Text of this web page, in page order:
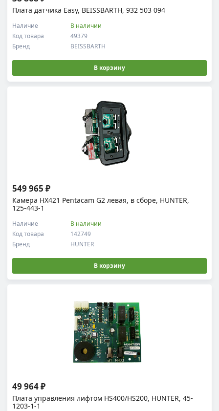
Плата датчика Easy, BEISSBARTH, 932 503 094
Код товара 49379
Наличие В наличии
Бренд BEISSBARTH
В корзину
Камера HX421 Pentacam G2 левая, в сборе, HUNTER,
125-443-1
Код товара 142749
Наличие В наличии
Бренд HUNTER
549 965 ₽
В корзину
Плата управления лифтом HS400/HS200, HUNTER, 45-
1203-1-1
49 964 ₽